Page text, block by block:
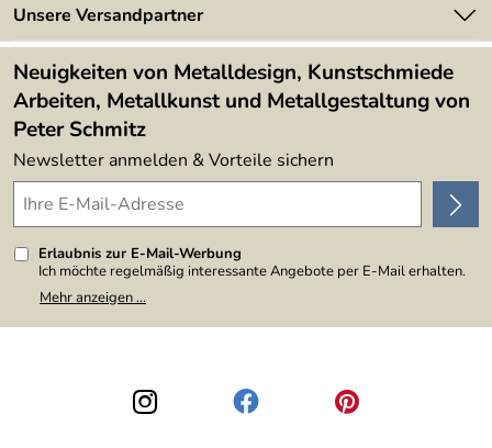
Newsletter
Lieferbedingungen
Kundenbewertungen (394)
4,9/5
Unsere Versandpartner
Neuigkeiten von Metalldesign, Kunstschmiede
Arbeiten, Metallkunst und Metallgestaltung von
Peter Schmitz
Newsletter anmelden & Vorteile sichern
Erlaubnis zur E-Mail-Werbung
Ich möchte regelmäßig interessante Angebote per E-Mail erhalten.
Meine E-Mail-Adresse wird nicht an andere Unternehmen
weitergegeben. Zu statistischen Zwecken wird in anonymer Form
den Link "Abmelden" am Ende des Newsletters anklicke. Die
Datenschutzerklärung
habe ich zur Kenntnis genommen.
Mehr anzeigen ...